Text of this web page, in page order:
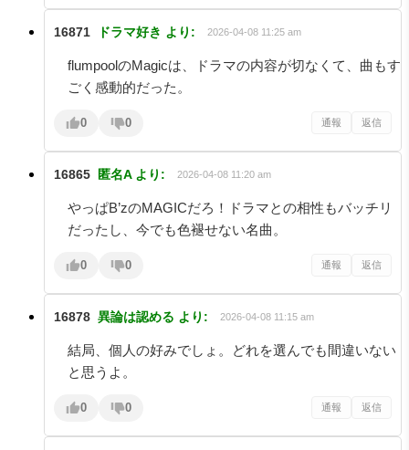
16871 ドラマ好き より: 2026-04-08 11:25 am
flumpoolのMagicは、ドラマの内容が切なくて、曲もす
ごく感動的だった。
0 0 通報 返信
16865 匿名A より: 2026-04-08 11:20 am
やっぱB’zのMAGICだろ！ドラマとの相性もバッチリ
だったし、今でも色褪せない名曲。
0 0 通報 返信
16878 異論は認める より: 2026-04-08 11:15 am
結局、個人の好みでしょ。どれを選んでも間違いない
と思うよ。
0 0 通報 返信